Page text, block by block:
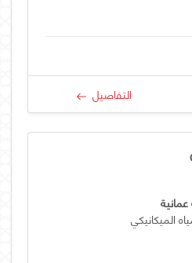
التفاصيل
الميكانيكي